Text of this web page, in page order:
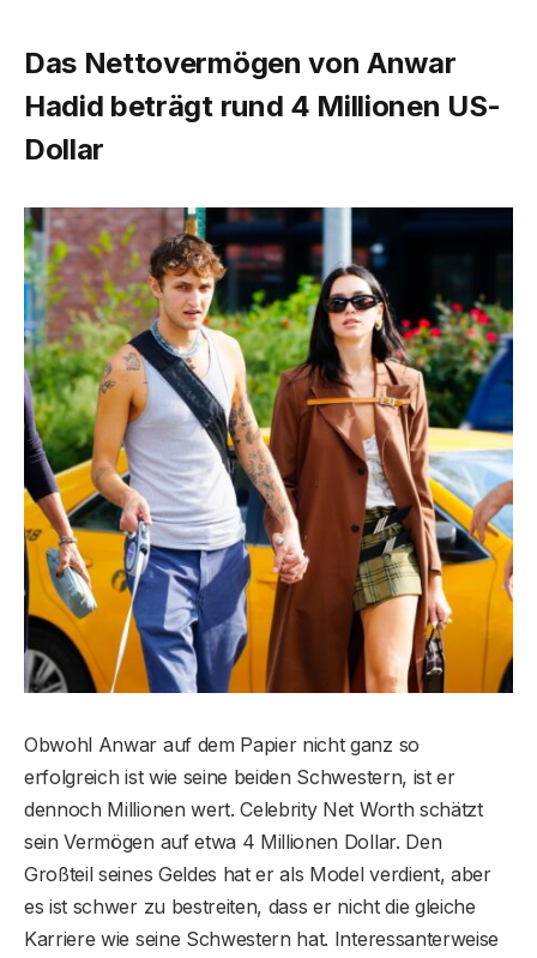
Das Nettovermögen von Anwar
Hadid beträgt rund 4 Millionen US-
Dollar
Obwohl Anwar auf dem Papier nicht ganz so
erfolgreich ist wie seine beiden Schwestern, ist er
dennoch Millionen wert. Celebrity Net Worth schätzt
sein Vermögen auf etwa 4 Millionen Dollar. Den
Großteil seines Geldes hat er als Model verdient, aber
es ist schwer zu bestreiten, dass er nicht die gleiche
Karriere wie seine Schwestern hat. Interessanterweise